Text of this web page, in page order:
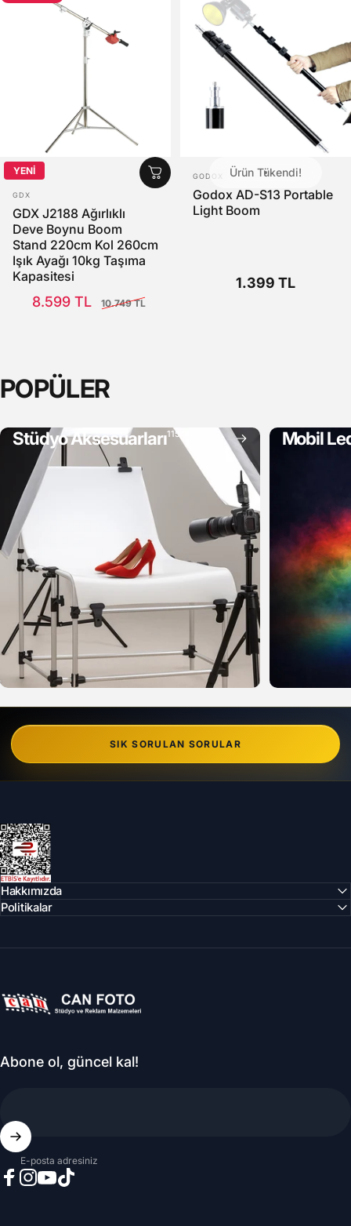
YENİ
SATICI:
GDX
GDX J2188 Ağırlıklı
Deve Boynu Boom
Stand 220cm Kol 260cm
Işık Ayağı 10kg Taşıma
Kapasitesi
8.599 TL
10.749 TL
Ürün Tükendi!
SATICI:
GODOX
Godox AD-S13 Portable
Light Boom
1.399 TL
POPÜLER
Stüdyo Aksesuarları115 Mobil
SIK SORULAN SORULAR
Can Foto Stüdyo ve Reklam Malzemeleri
Hakkımızda
Politikalar
Can Foto Stüdyo ve Reklam Malzemeleri
Abone ol, güncel kal!
E-posta adresiniz